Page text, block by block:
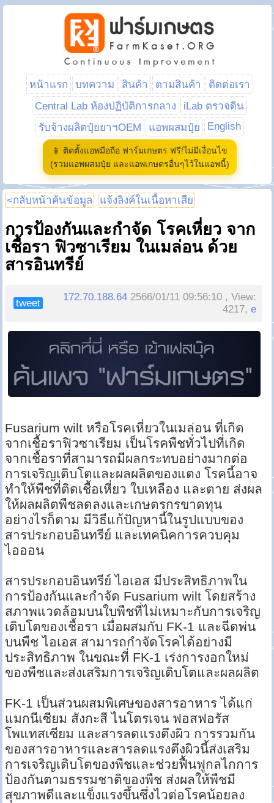
หน้าแรก บทความ สินค้า ตามสินค้า
ติดต่อเรา
Central Lab ห้องปฏิบัติการกลาง
iLab ตรวจดิน
รับจ้างผลิตปุ๋ยยาฯOEM
แอพผสมปุ๋ย English
📱 ติดตั้งแอพมือถือ ฟาร์มเกษตร ฟรี!ไม่มีเงื่อนไข
(รวมแอพผสมปุ๋ย และแอพเกษตรอื่นๆไว้ในแอพนี้)
<กลับหน้าค้นข้อมูล แจ้งลิงค์ในเนื้อหาเสีย
การป้องกันและกำจัด โรคเหี่ยว จาก
เชื้อรา ฟิวซาเรียม ในเมล่อน ด้วย
สารอินทรีย์
tweet
172.70.188.64 2566/01/11 09:56:10 , View:
4217,e
Fusarium wilt หรือโรคเหี่ยวในเมล่อน ที่เกิด
จากเชื้อราฟิวซาเรียม เป็นโรคพืชทั่วไปที่เกิด
จากเชื้อราที่สามารถมีผลกระทบอย่างมากต่อ
การเจริญเติบโตและผลผลิตของแตง โรคนี้อาจ
ทำให้พืชที่ติดเชื้อเหี่ยว ใบเหลือง และตาย ส่งผล
ให้ผลผลิตพืชลดลงและเกษตรกรขาดทุน
อย่างไรก็ตาม มีวิธีแก้ปัญหานี้ในรูปแบบของ
สารประกอบอินทรีย์ และเทคนิคการควบคุม
ไอออน
สารประกอบอินทรีย์ ไอเอส มีประสิทธิภาพใน
การป้องกันและกำจัด Fusarium wilt โดยสร้าง
สภาพแวดล้อมบนใบพืชที่ไม่เหมาะกับการเจริญ
เติบโตของเชื้อรา เมื่อผสมกับ FK-1 และฉีดพ่น
บนพืช ไอเอส สามารถกำจัดโรคได้อย่างมี
ประสิทธิภาพ ในขณะที่ FK-1 เร่งการงอกใหม่
ของพืชและส่งเสริมการเจริญเติบโตและผลผลิต
FK-1 เป็นส่วนผสมพิเศษของสารอาหาร ได้แก่
แมกนีเซียม สังกะสี ไนโตรเจน ฟอสฟอรัส
โพแทสเซียม และสารลดแรงตึงผิว การรวมกัน
ของสารอาหารและสารลดแรงตึงผิวนี้ส่งเสริม
การเจริญเติบโตของพืชและช่วยฟื้นฟูกลไกการ
ป้องกันตามธรรมชาติของพืช ส่งผลให้พืชมี
สุขภาพดีและแข็งแรงขึ้นซึ่งไวต่อโรคน้อยลง